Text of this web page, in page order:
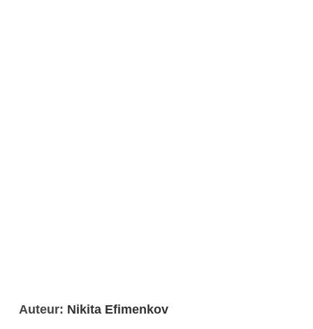
Auteur: Nikita Efimenkov